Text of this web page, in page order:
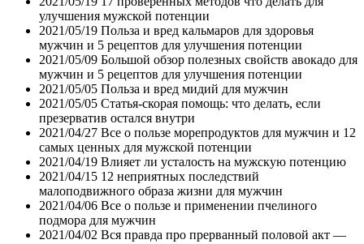
улучшения мужской потенции
2021/05/19 Польза и вред кальмаров для здоровья
мужчин и 5 рецептов для улучшения потенции
2021/05/09 Большой обзор полезных свойств авокадо для
мужчин и 5 рецептов для улучшения потенции
2021/05/05 Польза и вред мидий для мужчин
2021/05/05 Статья-скорая помощь: что делать, если
презерватив остался внутри
2021/04/27 Все о пользе морепродуктов для мужчин и 12
самых ценных для мужской потенции
2021/04/19 Влияет ли усталость на мужскую потенцию
2021/04/15 12 неприятных последствий
малоподвижного образа жизни для мужчин
2021/04/06 Все о пользе и применении пчелиного
подмора для мужчин
2021/04/02 Вся правда про прерванный половой акт —